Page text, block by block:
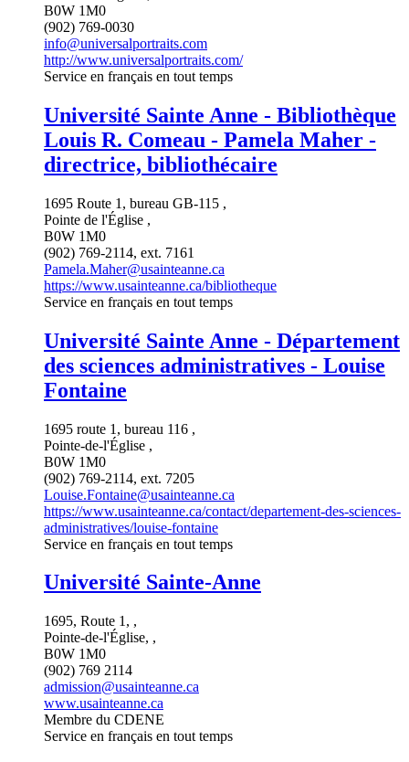
B0W 1M0
(902) 769-0030
info@universalportraits.com
http://www.universalportraits.com/
Service en français en tout temps
Université Sainte Anne - Bibliothèque
Louis R. Comeau - Pamela Maher -
directrice, bibliothécaire
1695 Route 1, bureau GB-115 ,
Pointe de l'Église ,
B0W 1M0
(902) 769-2114, ext. 7161
Pamela.Maher@usainteanne.ca
https://www.usainteanne.ca/bibliotheque
Service en français en tout temps
Université Sainte Anne - Département
des sciences administratives - Louise
Fontaine
1695 route 1, bureau 116 ,
Pointe-de-l'Église ,
B0W 1M0
(902) 769-2114, ext. 7205
Louise.Fontaine@usainteanne.ca
https://www.usainteanne.ca/contact/departement-des-sciences-
administratives/louise-fontaine
Service en français en tout temps
Université Sainte-Anne
1695, Route 1, ,
Pointe-de-l'Église, ,
B0W 1M0
(902) 769 2114
admission@usainteanne.ca
www.usainteanne.ca
Membre du CDENE
Service en français en tout temps